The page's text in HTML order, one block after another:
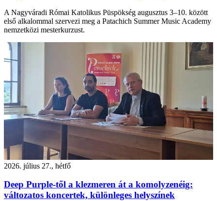
A Nagyváradi Római Katolikus Püspökség augusztus 3–10. között
első alkalommal szervezi meg a Patachich Summer Music Academy
nemzetközi mesterkurzust.
2026. július 27., hétfő
Deep Purple-től a klezmeren át a komolyzenéig:
változatos koncertek, különleges helyszínek